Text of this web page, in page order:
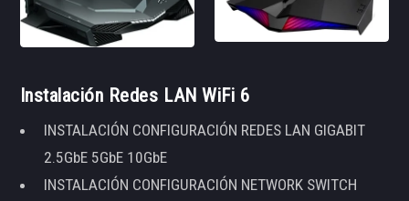
Instalación Redes LAN WiFi 6
INSTALACIÓN CONFIGURACIÓN REDES LAN GIGABIT
2.5GbE 5GbE 10GbE
INSTALACIÓN CONFIGURACIÓN NETWORK SWITCH